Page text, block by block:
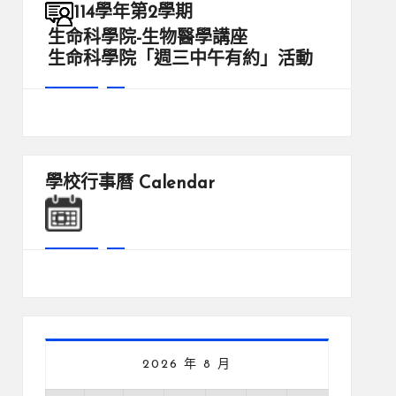
114學年第2學期
生命科學院-生物醫學講座
生命科學院「週三中午有約」活動
學校行事曆Calendar
2026 年 8 月